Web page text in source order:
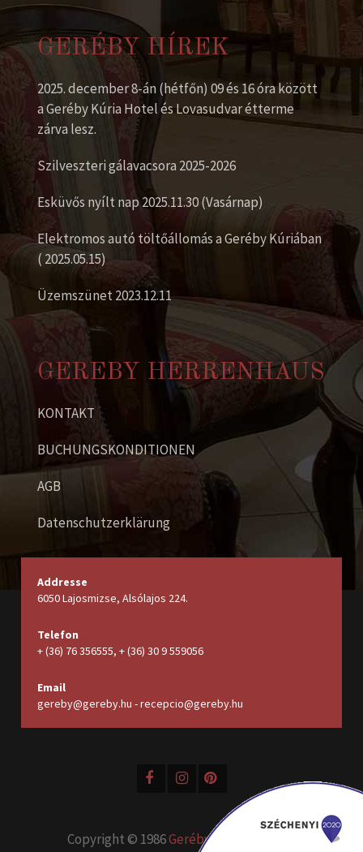
GERÉBY HÍREK
2025. december 8-án (hétfőn) 09 és 16 óra között
a Geréby Kúria Hotel és Lovasudvar étterme
zárva lesz.
Szilveszteri gálavacsora 2025-2026
Esküvős nyílt nap 2025.11.30 (Vasárnap)
Elektromos autó töltőállomás a Geréby Kúriában
( 2025.05.15)
Üzemszünet 2023.12.11
GEREBY HERRENHAUS
KONTAKT
BUCHUNGSKONDITIONEN
AGB
Datenschutzerklärung
Addresse
6050 Lajosmizse, Alsólajos 224.
Telefon
+ (36) 76 356555, + (36) 30 9 559056
Email
gereby@gereby.hu - recepcio@gereby.hu
Copyright © 1986Geréby Kúria Hotel és